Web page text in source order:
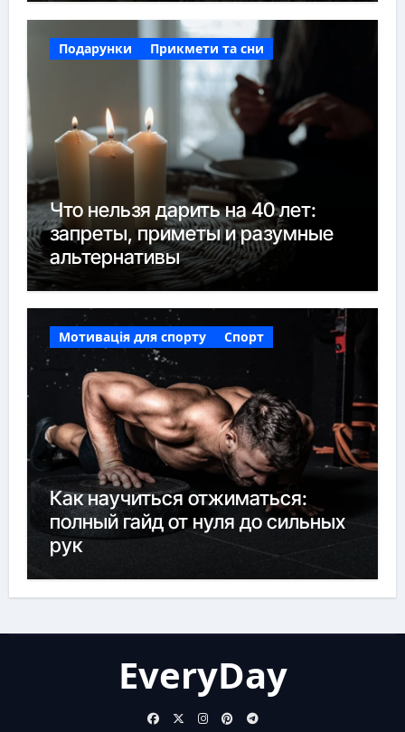
Подарунки Прикмети та сни
Что нельзя дарить на 40 лет:
запреты, приметы и разумные
альтернативы
Мотивація для спорту Спорт
Как научиться отжиматься:
полный гайд от нуля до сильных
рук
EveryDay